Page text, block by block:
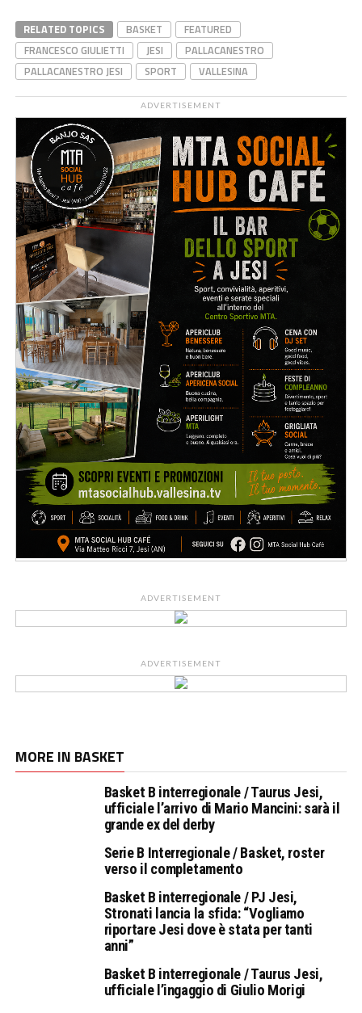
RELATED TOPICS BASKET
FEATURED
FRANCESCO GIULIETTI
JESI
PALLACANESTRO
PALLACANESTRO JESI
SPORT VALLESINA
ADVERTISEMENT
ADVERTISEMENT
ADVERTISEMENT
MORE IN BASKET
Basket B interregionale / Taurus Jesi,
ufficiale l’arrivo di Mario Mancini: sarà il
grande ex del derby
Serie B Interregionale / Basket, roster
verso il completamento
Basket B interregionale / PJ Jesi,
Stronati lancia la sfida: “Vogliamo
riportare Jesi dove è stata per tanti
anni”
Basket B interregionale / Taurus Jesi,
ufficiale l’ingaggio di Giulio Morigi